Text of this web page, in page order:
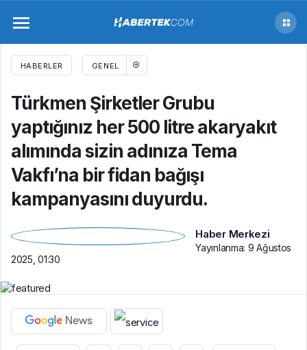
HABERLER GENEL
Türkmen Şirketler Grubu
yaptığınız her 500 litre akaryakıt
alımında sizin adınıza Tema
Vakfı’na bir fidan bağışı
kampanyasını duyurdu.
Haber Merkezi
Yayınlanma: 9 Ağustos
2025, 01:30
Türkmen Şirketler Grubu yaptığınız her 500
litre akaryakıt alımında sizin adınıza Tema
Vakfı’na bir fidan bağışı kampanyasını
duyurdu.